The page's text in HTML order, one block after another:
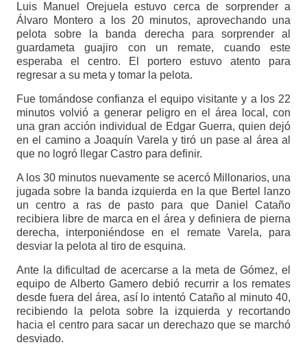
Luis Manuel Orejuela estuvo cerca de sorprender a
Álvaro Montero a los 20 minutos, aprovechando una
pelota sobre la banda derecha para sorprender al
guardameta guajiro con un remate, cuando este
esperaba el centro. El portero estuvo atento para
regresar a su meta y tomar la pelota.
Fue tomándose confianza el equipo visitante y a los 22
minutos volvió a generar peligro en el área local, con
una gran acción individual de Edgar Guerra, quien dejó
en el camino a Joaquín Varela y tiró un pase al área al
que no logró llegar Castro para definir.
A los 30 minutos nuevamente se acercó Millonarios, una
jugada sobre la banda izquierda en la que Bertel lanzo
un centro a ras de pasto para que Daniel Cataño
recibiera libre de marca en el área y definiera de pierna
derecha, interponiéndose en el remate Varela, para
desviar la pelota al tiro de esquina.
Ante la dificultad de acercarse a la meta de Gómez, el
equipo de Alberto Gamero debió recurrir a los remates
desde fuera del área, así lo intentó Cataño al minuto 40,
recibiendo la pelota sobre la izquierda y recortando
hacia el centro para sacar un derechazo que se marchó
desviado.